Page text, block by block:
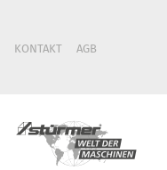
KONTAKT
AGB